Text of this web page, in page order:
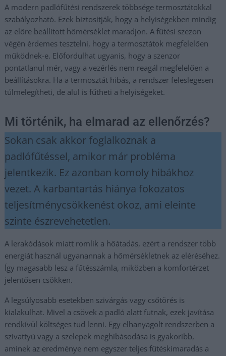
A modern padlófűtési rendszerek többsége termosztátokkal
szabályozható. Ezek biztosítják, hogy a helyiségekben mindig
az előre beállított hőmérséklet maradjon. A fűtési szezon
végén érdemes tesztelni, hogy a termosztátok megfelelően
működnek-e. Előfordulhat ugyanis, hogy a szenzor
pontatlanul mér, vagy a vezérlés nem reagál megfelelően a
beállításokra. Ha a termosztát hibás, a rendszer feleslegesen
túlmelegítheti, de alul is fűtheti a helyiségeket.
Mi történik, ha elmarad az ellenőrzés?
Sokan csak akkor foglalkoznak a
padlófűtéssel, amikor már probléma
jelentkezik. Ez azonban komoly hibákhoz
vezet. A karbantartás hiánya fokozatos
teljesítménycsökkenést okoz, ami eleinte
szinte észrevehetetlen.
A lerakódások miatt romlik a hőátadás, ezért a rendszer több
energiát használ ugyanannak a hőmérsékletnek az eléréséhez.
Így magasabb lesz a fűtésszámla, miközben a komfortérzet
jelentősen csökken.
A legsúlyosabb esetekben szivárgás vagy csőtörés is
kialakulhat. Mivel a csövek a padló alatt futnak, ezek javítása
rendkívül költséges tud lenni. Egy elhanyagolt rendszerben a
szivattyú vagy a szelepek meghibásodása is gyakoribb,
aminek az eredménye nem egyszer teljes fűtéskimaradás a